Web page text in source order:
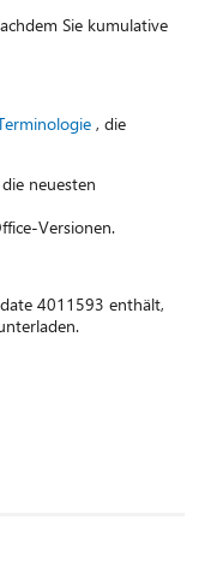
Sie kumulative
, die
neuesten
Versionen.
4011593 enthält,